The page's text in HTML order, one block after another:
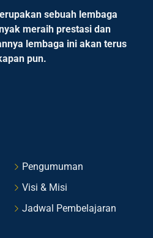
sebuah lembaga
meraih prestasi dan
lembaga ini akan terus
pun.
Pengumuman
Visi & Misi
Jadwal Pembelajaran